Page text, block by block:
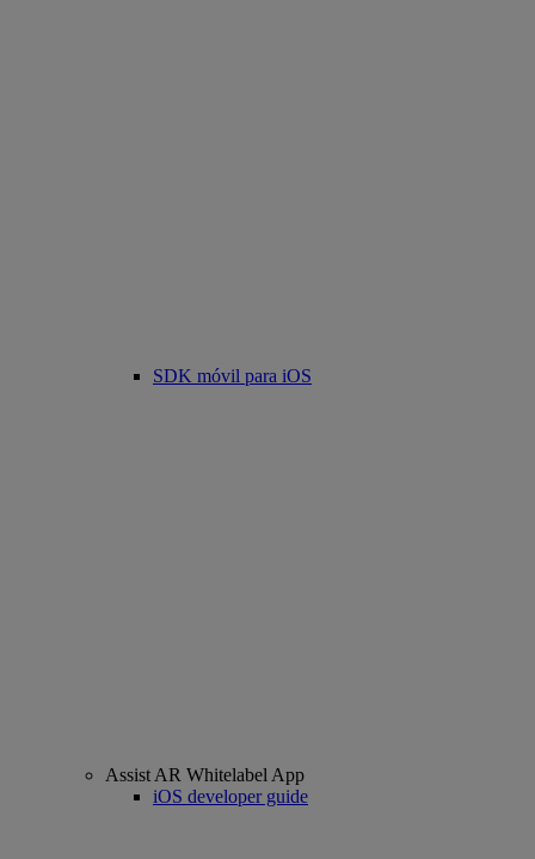
SDK móvil para iOS
Assist AR Whitelabel App
iOS developer guide